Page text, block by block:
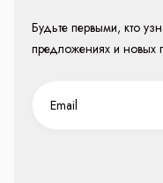
Будьте первыми, кто
предложениях и новых